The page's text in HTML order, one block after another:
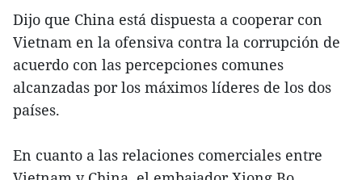
Dijo que China está dispuesta a cooperar con
Vietnam en la ofensiva contra la corrupción de
acuerdo con las percepciones comunes
alcanzadas por los máximos líderes de los dos
países.
En cuanto a las relaciones comerciales entre